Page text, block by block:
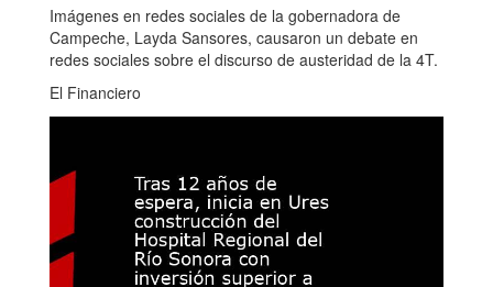
Imágenes en redes sociales de la gobernadora de
Campeche, Layda Sansores, causaron un debate en
redes sociales sobre el discurso de austeridad de la 4T.
El Financiero